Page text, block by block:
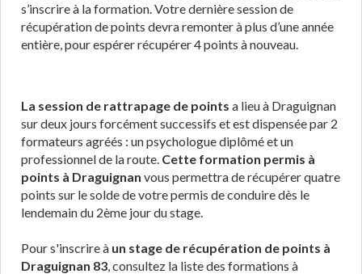
s’inscrire à la formation. Votre dernière session de
récupération de points devra remonter à plus d’une année
entière, pour espérer récupérer 4 points à nouveau.
La session de rattrapage de points a lieu à Draguignan
sur deux jours forcément successifs et est dispensée par 2
formateurs agréés : un psychologue diplômé et un
professionnel de la route. Cette formation permis à
points à Draguignan vous permettra de récupérer quatre
points sur le solde de votre permis de conduire dès le
lendemain du 2ème jour du stage.
Pour s'inscrire à un stage de récupération de points à
Draguignan 83, consultez la liste des formations à